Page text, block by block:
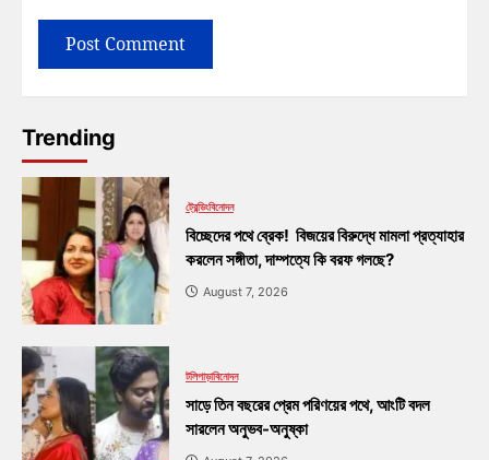
Trending
ট্রেন্ডিংবিনোদন
বিচ্ছেদের পথে ব্রেক! বিজয়ের বিরুদ্ধে মামলা প্রত্যাহার
করলেন সঙ্গীতা, দাম্পত্যে কি বরফ গলছে?
August 7, 2026
টলিপাড়াবিনোদন
সাড়ে তিন বছরের প্রেম পরিণয়ের পথে, আংটি বদল
সারলেন অনুভব-অনুষ্কা